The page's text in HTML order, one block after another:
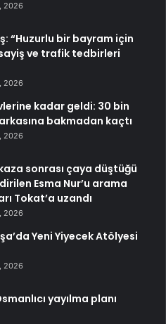
2026
“Huzurlu bir bayram için
ve trafik tedbirleri
2026
kadar geldi: 30 bin
bakmadan kaçtı
2026
sonrası çaya düştüğü
Esma Nur’u arama
Tokat’a uzandı
2026
Yeni Yiyecek Atölyesi
2026
yayılma planı